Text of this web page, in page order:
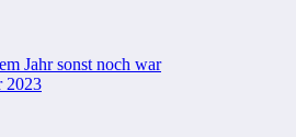
Jahr sonst noch war
2023